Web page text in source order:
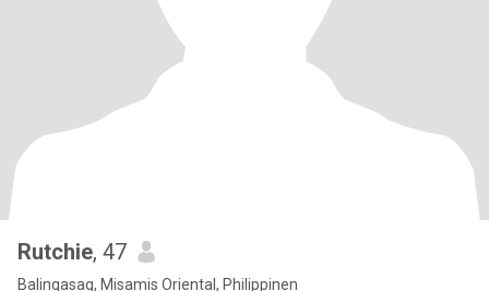
Rutchie, 47
Balingasag, Misamis Oriental, Philippinen